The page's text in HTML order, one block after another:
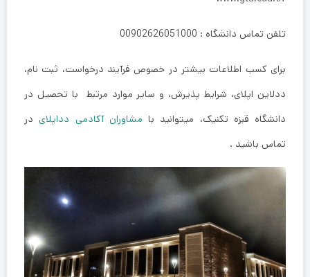
تلفن تماس دانشگاه : 00902626051000
برای کسب اطلاعات بیشتر در خصوص فرآیند درخواست، ثبت نام،
ددلاین اپلای، شرایط پذیرش، و سایر موارد مرتبط با تحصیل در
دانشگاه قبزه تکنیک، میتوانید با مشاوران آکادمی دداپلایدر
تماس باشید .